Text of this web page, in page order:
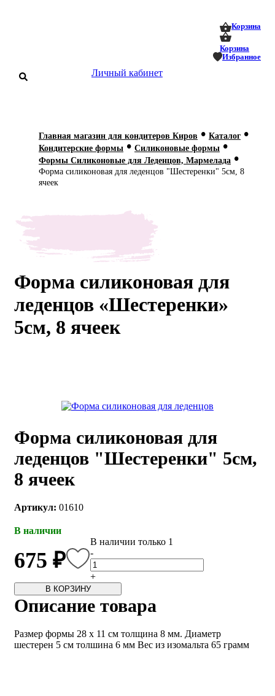
Корзина
Корзина
Избранное
Личный кабинет
Мастер-
классы
Главная магазин для кондитеров Киров • Каталог •
Кондитерские формы • Силиконовые формы •
Формы Силиконовые для Леденцов, Мармелада •
Форма силиконовая для леденцов "Шестеренки" 5см, 8
ячеек
Форма силиконовая для
леденцов «Шестеренки»
5см, 8 ячеек
Форма силиконовая для
леденцов "Шестеренки" 5см,
8 ячеек
Артикул: 01610
В наличии
675 ₽
В наличии только 1
-
+
В КОРЗИНУ
Описание товара
Размер формы 28 х 11 см толщина 8 мм. Диаметр
шестерен 5 см толшина 6 мм Вес из изомальта 65 грамм